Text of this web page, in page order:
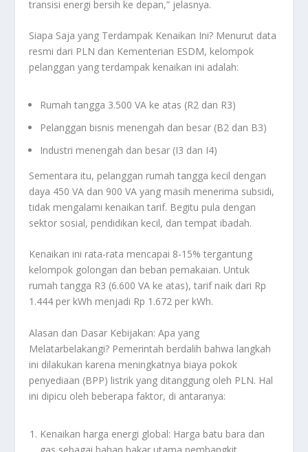
transisi energi bersih ke depan,” jelasnya.
Siapa Saja yang Terdampak Kenaikan Ini? Menurut data
resmi dari PLN dan Kementerian ESDM, kelompok
pelanggan yang terdampak kenaikan ini adalah:
Rumah tangga 3.500 VA ke atas (R2 dan R3)
Pelanggan bisnis menengah dan besar (B2 dan B3)
Industri menengah dan besar (I3 dan I4)
Sementara itu, pelanggan rumah tangga kecil dengan
daya 450 VA dan 900 VA yang masih menerima subsidi,
tidak mengalami kenaikan tarif. Begitu pula dengan
sektor sosial, pendidikan kecil, dan tempat ibadah.
Kenaikan ini rata-rata mencapai 8-15% tergantung
kelompok golongan dan beban pemakaian. Untuk
rumah tangga R3 (6.600 VA ke atas), tarif naik dari Rp
1.444 per kWh menjadi Rp 1.672 per kWh.
Alasan dan Dasar Kebijakan: Apa yang
Melatarbelakangi? Pemerintah berdalih bahwa langkah
ini dilakukan karena meningkatnya biaya pokok
penyediaan (BPP) listrik yang ditanggung oleh PLN. Hal
ini dipicu oleh beberapa faktor, di antaranya:
Kenaikan harga energi global: Harga batu bara dan